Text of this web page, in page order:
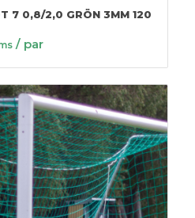
7 0,8/2,0 GRÖN 3MM 120
/ par